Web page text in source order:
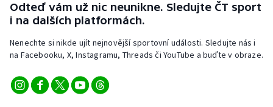
Triatlon
Veslování
Volejbal
Odteď vám už nic neunikne. Sledujte ČT sport
i na dalších platformách.
Nenechte si nikde ujít nejnovější sportovní události. Sledujte nás i
na Facebooku, X, Instagramu, Threads či YouTube a buďte v obraze.